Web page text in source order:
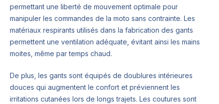
permettant une liberté de mouvement optimale pour
manipuler les commandes de la moto sans contrainte. Les
matériaux respirants utilisés dans la fabrication des gants
permettent une ventilation adéquate, évitant ainsi les mains
moites, même par temps chaud.
De plus, les gants sont équipés de doublures intérieures
douces qui augmentent le confort et préviennent les
irritations cutanées lors de longs trajets. Les coutures sont